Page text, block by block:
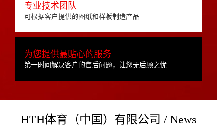
专业技术团队
可根据客户提供的图纸和样板制造产品
为您提供最贴心的服务
第一时间解决客户的售后问题，让您无后顾之忧
HTH体育（中国）有限公司 / News